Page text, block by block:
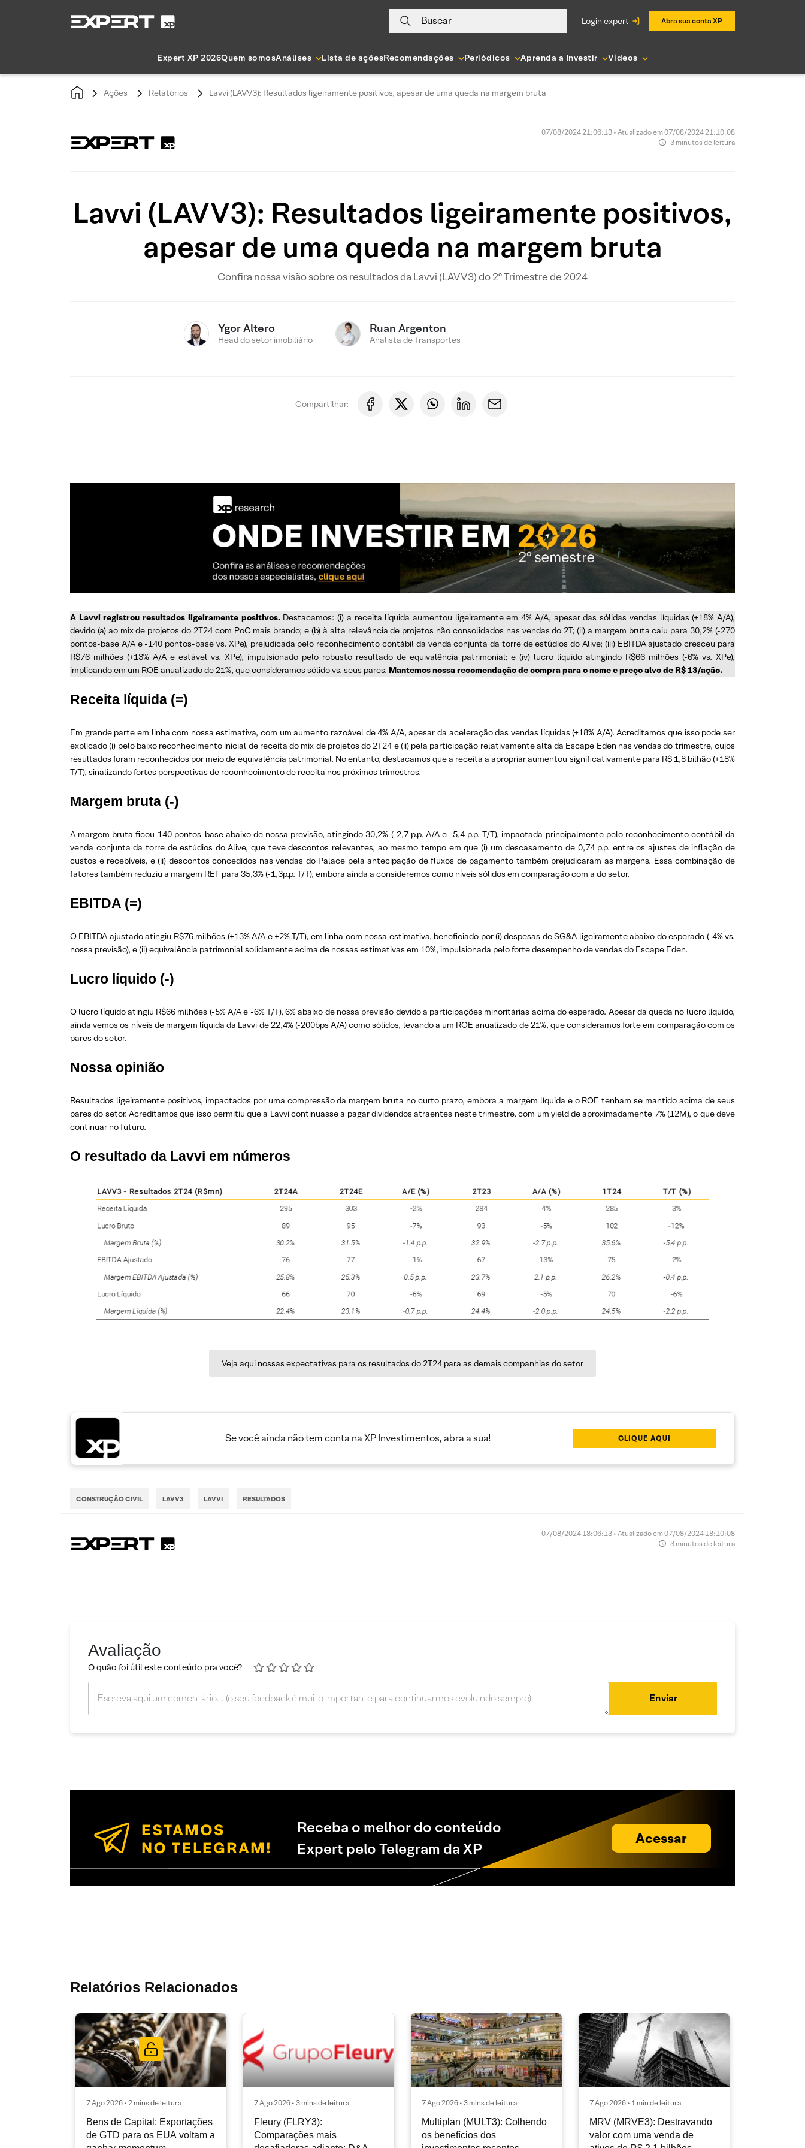
Buscar login expert Abra sua conta XP
Expert XP 2026Quem somosAnálises Lista de açõesRecomendações Periódicos Aprenda a Investir Vídeos
Ações Relatórios Lavvi (LAVV3): Resultados ligeiramente positivos, apesar de uma queda na margem bruta
07/08/2024 21:06:13 • Atualizado em 07/08/2024 21:10:08
3 minutos de leitura
Lavvi (LAVV3): Resultados ligeiramente positivos,
apesar de uma queda na margem bruta
Confira nossa visão sobre os resultados da Lavvi (LAVV3) do 2º Trimestre de 2024
Ygor Altero
Head do setor imobiliário
Ruan Argenton
Analista de Transportes
Compartilhar:
A Lavvi registrou resultados ligeiramente positivos.Destacamos: (i) a receita líquida aumentou ligeiramente em 4% A/A, apesar das sólidas vendas líquidas (+18% A/A),
devido (a) ao mix de projetos do 2T24 com PoC mais brando; e (b) à alta relevância de projetos não consolidados nas vendas do 2T; (ii) a margem bruta caiu para 30,2% (-270
pontos-base A/A e -140 pontos-base vs. XPe), prejudicada pelo reconhecimento contábil da venda conjunta da torre de estúdios do Alive; (iii) EBITDA ajustado cresceu para
R$76 milhões (+13% A/A e estável vs. XPe), impulsionado pelo robusto resultado de equivalência patrimonial; e (iv) lucro líquido atingindo R$66 milhões (-6% vs. XPe),
implicando em um ROE anualizado de 21%, que consideramos sólido vs. seus pares. Mantemos nossa recomendação de compra para o nome e preço alvo de R$ 13/ação.
Receita líquida (=)
Em grande parte em linha com nossa estimativa, com um aumento razoável de 4% A/A, apesar da aceleração das vendas líquidas (+18% A/A). Acreditamos que isso pode ser
explicado (i) pelo baixo reconhecimento inicial de receita do mix de projetos do 2T24 e (ii) pela participação relativamente alta da Escape Eden nas vendas do trimestre, cujos
resultados foram reconhecidos por meio de equivalência patrimonial. No entanto, destacamos que a receita a apropriar aumentou significativamente para R$ 1,8 bilhão (+18%
T/T), sinalizando fortes perspectivas de reconhecimento de receita nos próximos trimestres.
Margem bruta (-)
A margem bruta ficou 140 pontos-base abaixo de nossa previsão, atingindo 30,2% (-2,7 p.p. A/A e -5,4 p.p. T/T), impactada principalmente pelo reconhecimento contábil da
venda conjunta da torre de estúdios do Alive, que teve descontos relevantes, ao mesmo tempo em que (i) um descasamento de 0,74 p.p. entre os ajustes de inflação de
custos e recebíveis, e (ii) descontos concedidos nas vendas do Palace pela antecipação de fluxos de pagamento também prejudicaram as margens. Essa combinação de
fatores também reduziu a margem REF para 35,3% (-1,3p.p. T/T), embora ainda a consideremos como níveis sólidos em comparação com a do setor.
EBITDA (=)
O EBITDA ajustado atingiu R$76 milhões (+13% A/A e +2% T/T), em linha com nossa estimativa, beneficiado por (i) despesas de SG&A ligeiramente abaixo do esperado (-4% vs.
nossa previsão), e (ii) equivalência patrimonial solidamente acima de nossas estimativas em 10%, impulsionada pelo forte desempenho de vendas do Escape Eden.
Lucro líquido (-)
O lucro líquido atingiu R$66 milhões (-5% A/A e -6% T/T), 6% abaixo de nossa previsão devido a participações minoritárias acima do esperado. Apesar da queda no lucro líquido,
ainda vemos os níveis de margem líquida da Lavvi de 22,4% (-200bps A/A) como sólidos, levando a um ROE anualizado de 21%, que consideramos forte em comparação com os
pares do setor.
Nossa opinião
Resultados ligeiramente positivos, impactados por uma compressão da margem bruta no curto prazo, embora a margem líquida e o ROE tenham se mantido acima de seus
pares do setor. Acreditamos que isso permitiu que a Lavvi continuasse a pagar dividendos atraentes neste trimestre, com um yield de aproximadamente 7% (12M), o que deve
continuar no futuro.
O resultado da Lavvi em números
Veja aqui nossas expectativas para os resultados do 2T24 para as demais companhias do setor
Se você ainda não tem conta na XP Investimentos, abra a sua! CLIQUE AQUI
CONSTRUÇÃO CIVIL LAVV3 LAVVI RESULTADOS
07/08/2024 18:06:13 • Atualizado em 07/08/2024 18:10:08
3 minutos de leitura
Avaliação
O quão foi útil este conteúdo pra você?
Enviar
Receba o melhor do conteúdo
Expert pelo Telegram da XP
Acessar
Relatórios Relacionados
7 Ago 2026 • 2 mins de leitura
Bens de Capital: Exportações
de GTD para os EUA voltam a
7 Ago 2026 • 3 mins de leitura
Fleury (FLRY3):
Comparações mais
7 Ago 2026 • 3 mins de leitura
Multiplan (MULT3): Colhendo
os benefícios dos
7 Ago 2026 • 1 min de leitura
MRV (MRVE3): Destravando
valor com uma venda de